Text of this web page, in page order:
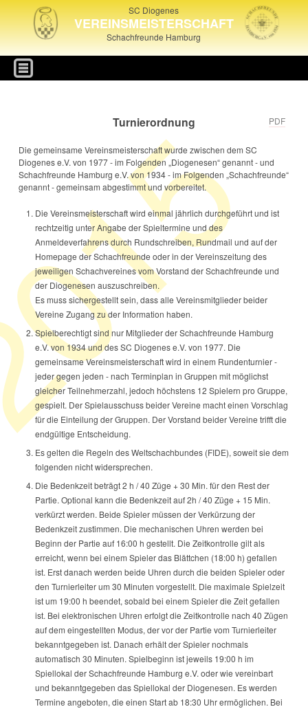
SC Diogenes
VEREINSMEISTERSCHAFT
Schachfreunde Hamburg
Turnierordnung PDF
Die gemeinsame Vereinsmeisterschaft wurde zwischen dem SC
Diogenes e.V. von 1977 - im Folgenden „Diogenesen“ genannt - und
Schachfreunde Hamburg e.V. von 1934 - im Folgenden „Schachfreunde“
genannt - gemeinsam abgestimmt und vorbereitet.
Die Vereinsmeisterschaft wird einmal jährlich durchgeführt und ist
rechtzeitig unter Angabe der Spieltermine und des
Anmeldeverfahrens durch Rundschreiben, Rundmail und auf der
Homepage der Schachfreunde oder in der Vereinszeitung des
jeweiligen Schachvereines vom Vorstand der Schachfreunde und
der Diogenesen auszuschreiben.
Es muss sichergestellt sein, dass alle Vereinsmitglieder beider
Vereine Zugang zu der Information haben.
Spielberechtigt sind nur Mitglieder der Schachfreunde Hamburg
e.V. von 1934 und des SC Diogenes e.V. von 1977. Die
gemeinsame Vereinsmeisterschaft wird in einem Rundenturnier -
jeder gegen jeden - nach Terminplan in Gruppen mit möglichst
gleicher Teilnehmerzahl, jedoch höchstens 12 Spielern pro Gruppe,
gespielt. Der Spielausschuss beider Vereine macht einen Vorschlag
für die Einteilung der Gruppen. Der Vorstand beider Vereine trifft die
endgültige Entscheidung.
Es gelten die Regeln des Weltschachbundes (FIDE), soweit sie dem
folgenden nicht widersprechen.
Die Bedenkzeit beträgt 2 h / 40 Züge + 30 Min. für den Rest der
Partie. Optional kann die Bedenkzeit auf 2h / 40 Züge + 15 Min.
verkürzt werden. Beide Spieler müssen der Verkürzung der
Bedenkzeit zustimmen. Die mechanischen Uhren werden bei
Beginn der Partie auf 16:00 h gestellt. Die Zeitkontrolle gilt als
erreicht, wenn bei einem Spieler das Blättchen (18:00 h) gefallen
ist. Erst danach werden beide Uhren durch die beiden Spieler oder
den Turnierleiter um 30 Minuten vorgestellt. Die maximale Spielzeit
ist um 19:00 h beendet, sobald bei einem Spieler die Zeit gefallen
ist. Bei elektronischen Uhren erfolgt die Zeitkontrolle nach 40 Zügen
auf dem eingestellten Modus, der vor der Partie vom Turnierleiter
bekanntgegeben ist. Danach erhält der Spieler nochmals
automatisch 30 Minuten. Spielbeginn ist jeweils 19:00 h im
Spiellokal der Schachfreunde Hamburg e.V. oder wie vereinbart
und bekanntgegeben das Spiellokal der Diogenesen. Es werden
Termine angeboten, die einen Start ab 18:30 Uhr ermöglichen. Bei